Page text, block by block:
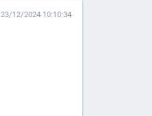
23/12/2024 10:10:34